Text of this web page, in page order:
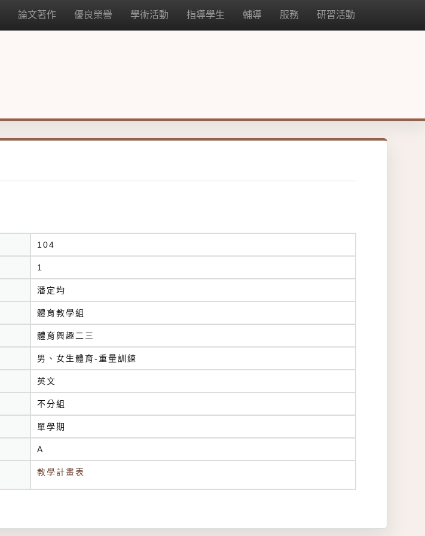
論文著作 優良榮譽 學術活動 指導學生 輔導 服務 研習活動
104
1
潘定均
體育教學組
體育興趣二三
男、女生體育-重量訓練
英文
不分組
單學期
A
教學計畫表